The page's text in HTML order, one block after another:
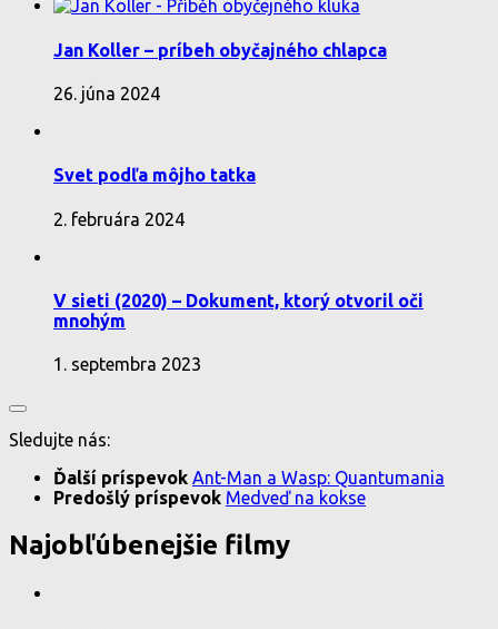
Jan Koller – príbeh obyčajného chlapca
26. júna 2024
Svet podľa môjho tatka
2. februára 2024
V sieti (2020) – Dokument, ktorý otvoril oči
mnohým
1. septembra 2023
Sledujte nás:
Ďalší príspevok Ant-Man a Wasp: Quantumania
Predošlý príspevok Medveď na kokse
Najobľúbenejšie filmy